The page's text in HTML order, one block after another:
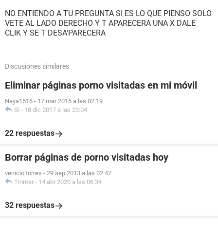
NO ENTIENDO A TU PREGUNTA SI ES LO QUE PIENSO SOLO
VETE AL LADO DERECHO Y T APARECERA UNA X DALE
CLIK Y SE T DESA'PARECERA
Discusiones similares
Eliminar páginas porno visitadas en mi móvil
Naya1616 - 17 mar 2015 a las 02:19
Si - 18 dic 2017 a las 23:04
22 respuestas
Borrar páginas de porno visitadas hoy
venicio torres - 29 sep 2013 a las 02:47
Tinmar - 14 abr 2020 a las 06:34
32 respuestas